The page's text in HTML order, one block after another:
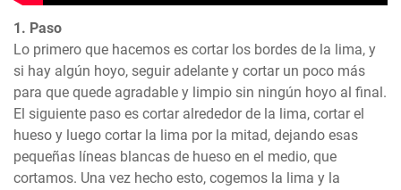
1. Paso
Lo primero que hacemos es cortar los bordes de la lima, y
si hay algún hoyo, seguir adelante y cortar un poco más
para que quede agradable y limpio sin ningún hoyo al final.
El siguiente paso es cortar alrededor de la lima, cortar el
hueso y luego cortar la lima por la mitad, dejando esas
pequeñas líneas blancas de hueso en el medio, que
cortamos. Una vez hecho esto, cogemos la lima y la